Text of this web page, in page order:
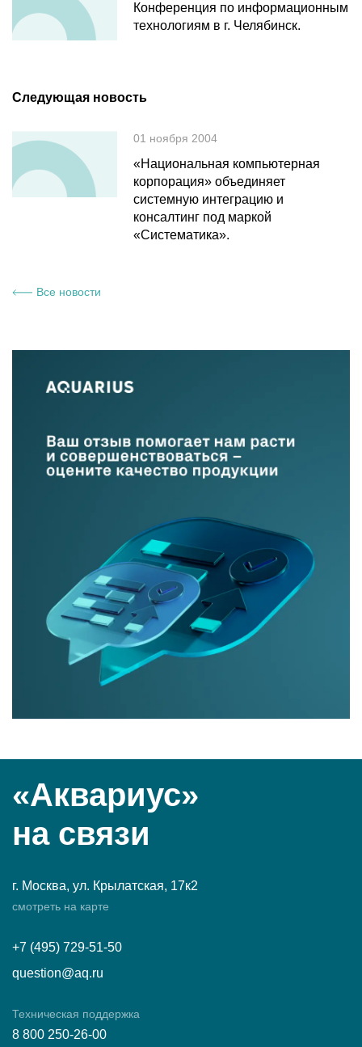
Конференция по информационным
технологиям в г. Челябинск.
Следующая новость
01 ноября 2004
«Национальная компьютерная
корпорация» объединяет
системную интеграцию и
консалтинг под маркой
«Систематика».
Все новости
«Аквариус»
на связи
г. Москва, ул. Крылатская, 17к2
смотреть на карте
+7 (495) 729-51-50
question@aq.ru
Техническая поддержка
8 800 250-26-00